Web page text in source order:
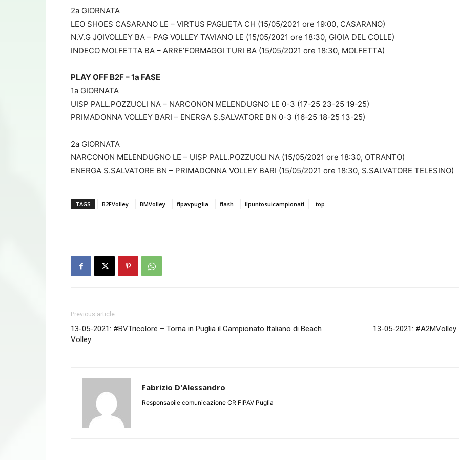
2a GIORNATA
LEO SHOES CASARANO LE – VIRTUS PAGLIETA CH (15/05/2021 ore 19:00, CASARANO)
N.V.G JOIVOLLEY BA – PAG VOLLEY TAVIANO LE (15/05/2021 ore 18:30, GIOIA DEL COLLE)
INDECO MOLFETTA BA – ARRE’FORMAGGI TURI BA (15/05/2021 ore 18:30, MOLFETTA)
PLAY OFF B2F – 1a FASE
1a GIORNATA
UISP PALL.POZZUOLI NA – NARCONON MELENDUGNO LE 0-3 (17-25 23-25 19-25)
PRIMADONNA VOLLEY BARI – ENERGA S.SALVATORE BN 0-3 (16-25 18-25 13-25)
2a GIORNATA
NARCONON MELENDUGNO LE – UISP PALL.POZZUOLI NA (15/05/2021 ore 18:30, OTRANTO)
ENERGA S.SALVATORE BN – PRIMADONNA VOLLEY BARI (15/05/2021 ore 18:30, S.SALVATORE TELESINO)
TAGS B2FVolley BMVolley fipavpuglia flash ilpuntosuicampionati top
Previous article
13-05-2021: #BVTricolore – Torna in Puglia il Campionato Italiano di Beach
Volley
13-05-2021:
Fabrizio D'Alessandro
Responsabile comunicazione CR FIPAV Puglia